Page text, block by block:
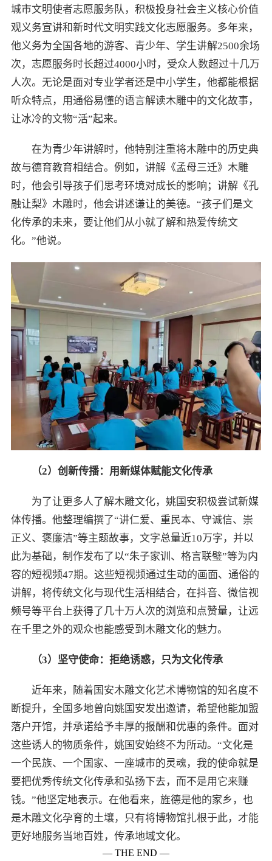
城市文明使者志愿服务队，积极投身社会主义核心价值
观义务宣讲和新时代文明实践文化志愿服务。多年来，
他义务为全国各地的游客、青少年、学生讲解2500余场
次，志愿服务时长超过4000小时，受众人数超过十几万
人次。无论是面对专业学者还是中小学生，他都能根据
听众特点，用通俗易懂的语言解读木雕中的文化故事，
让冰冷的文物“活”起来。
在为青少年讲解时，他特别注重将木雕中的历史典
故与德育教育相结合。例如，讲解《孟母三迁》木雕
时，他会引导孩子们思考环境对成长的影响；讲解《孔
融让梨》木雕时，他会讲述谦让的美德。“孩子们是文
化传承的未来，要让他们从小就了解和热爱传统文
化。”他说。
（2）创新传播：用新媒体赋能文化传承
为了让更多人了解木雕文化，姚国安积极尝试新媒
体传播。他整理编撰了“讲仁爱、重民本、守诚信、崇
正义、褒廉洁”等主题故事，文字总量近10万字，并以
此为基础，制作发布了以“朱子家训、格言联璧”等为内
容的短视频47期。这些短视频通过生动的画面、通俗的
讲解，将传统文化与现代生活相结合，在抖音、微信视
频号等平台上获得了几十万人次的浏览和点赞量，让远
在千里之外的观众也能感受到木雕文化的魅力。
（3）坚守使命：拒绝诱惑，只为文化传承
近年来，随着国安木雕文化艺术博物馆的知名度不
断提升，全国多地曾向姚国安发出邀请，希望他能加盟
落户开馆，并承诺给予丰厚的报酬和优惠的条件。面对
这些诱人的物质条件，姚国安始终不为所动。“文化是
一个民族、一个国家、一座城市的灵魂，我的使命就是
要把优秀传统文化传承和弘扬下去，而不是用它来赚
钱。”他坚定地表示。在他看来，旌德是他的家乡，也
是木雕文化孕育的土壤，只有将博物馆扎根于此，才能
更好地服务当地百姓，传承地域文化。
— THE END —